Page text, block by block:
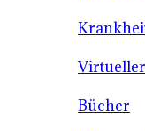
Bücher